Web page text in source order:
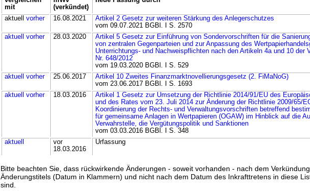
mit
(verkündet)
aktuell vorher 16.08.2021
Artikel 2 Gesetz zur weiteren Stärkung des Anlegerschutzes
vom 09.07.2021 BGBl. I S. 2570
aktuell
vorher 28.03.2020
Artikel 5 Gesetz zur Einführung von Sondervorschriften für die
von zentralen Gegenparteien und zur Anpassung des
Unterrichtungs- und Nachweispflichten nach den Artikeln 4a und 10 der
Nr. 648/2012
vom 19.03.2020 BGBl. I S. 529
aktuell
vorher 25.06.2017
Artikel 10 Zweites Finanzmarktnovellierungsgesetz (2. FiMaNoG)
vom 23.06.2017 BGBl. I S. 1693
aktuell
vorher 18.03.2016
Artikel 1 Gesetz zur Umsetzung der Richtlinie 2014/91/EU des
und des Rates vom 23. Juli 2014 zur Änderung der Richtlinie 2009/65/
Koordinierung der Rechts- und Verwaltungsvorschriften betreffend
für gemeinsame Anlagen in Wertpapieren (OGAW) im Hinblick auf die
Verwahrstelle, die Vergütungspolitik und Sanktionen
vom 03.03.2016 BGBl. I S. 348
aktuell
vor
18.03.2016
Urfassung
Bitte beachten Sie, dass rückwirkende Änderungen - soweit vorhanden - nach dem
Änderungstitels (Datum in Klammern) und nicht nach dem Datum des Inkrafttretens in diese
sind.